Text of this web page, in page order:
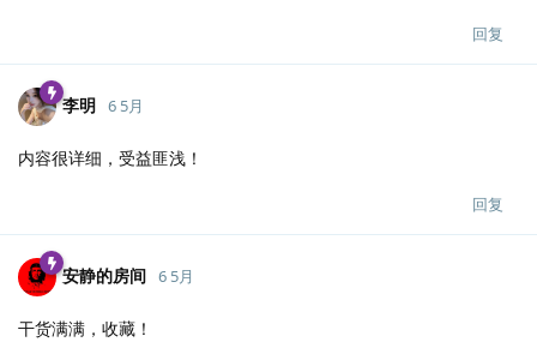
回复
李明 6 5月
内容很详细，受益匪浅！
回复
安静的房间 6 5月
干货满满，收藏！